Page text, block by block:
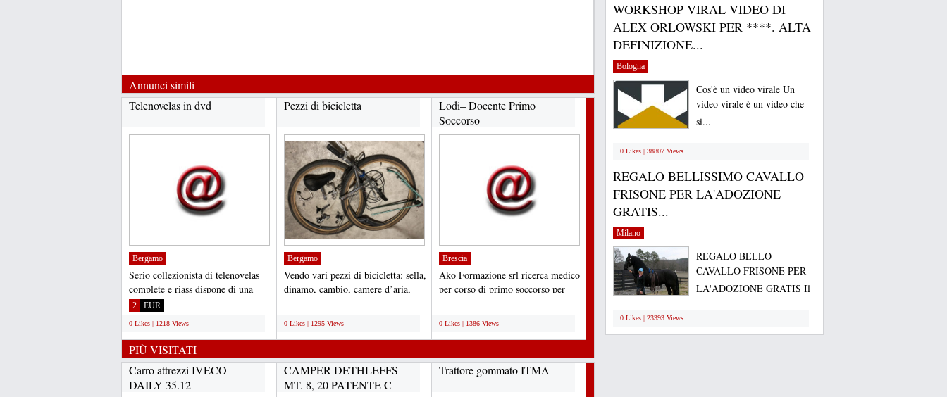
Annunci simili
Telenovelas in dvd
Bergamo
Serio collezionista di telenovelas
complete e riass dispone di una
vasta lista a...
2 EUR
0 Likes | 1218 Views
Pezzi di bicicletta
Bergamo
Vendo vari pezzi di bicicletta: sella,
dinamo, cambio, camere d’aria,
0 Likes | 1295 Views
Lodi– Docente Primo
Soccorso
Brescia
Ako Formazione srl ricerca medico
per corso di primo soccorso per
0 Likes | 1386 Views
PIÙ VISITATI
Carro attrezzi IVECO
DAILY 35.12
CAMPER DETHLEFFS
MT. 8, 20 PATENTE C
Trattore gommato ITMA
WORKSHOP VIRAL VIDEO DI
ALEX ORLOWSKI PER ****. ALTA
DEFINIZIONE...
Bologna
Cos'è un video virale Un
video virale è un video che
si...
0 Likes | 38807 Views
REGALO BELLISSIMO CAVALLO
FRISONE PER LA'ADOZIONE
GRATIS...
Milano
REGALO BELLO
CAVALLO FRISONE PER
LA'ADOZIONE GRATIS Il
0 Likes | 23393 Views